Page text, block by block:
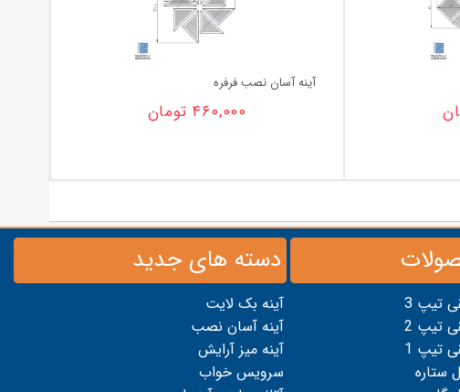
آینه آسان نصب فرفره
۴۶۰,۰۰۰ تومان
تیپ 3
تیپ 2
تیپ 1
ستاره
دسته های جدید
آینه بک لایت
آینه آسان نصب
آینه میز آرایش
سرویس خواب